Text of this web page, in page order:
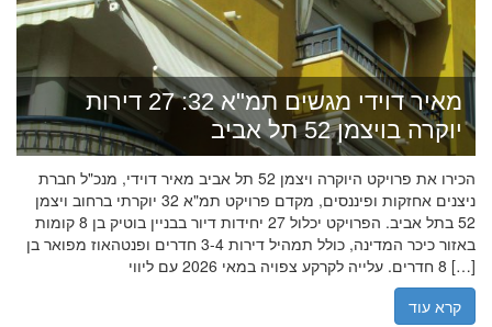
מאיר דוידי מגשים תמ"א 32: 27 דירות
יוקרה בויצמן 52 תל אביב
הכירו את פרויקט היוקרה ויצמן 52 תל אביב מאיר דוידי, מנכ"ל חברת
ניצנים אחזקות ופיננסים, מקדם פרויקט תמ"א 32 יוקרתי ברחוב ויצמן
52 בתל אביב. הפרויקט יכלול 27 יחידות דיור בבניין בוטיק בן 8 קומות
באזור כיכר המדינה, כולל תמהיל דירות 3-4 חדרים ופנטהאוז מפואר בן
8 חדרים. עלייה לקרקע צפויה במאי 2026 עם ליווי […]
קרא עוד